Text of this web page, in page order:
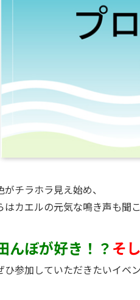
チラホラ見え始め、
はカエルの元気な鳴き声も聞
んぼが好き！？ そ
参加していただきたいイベ